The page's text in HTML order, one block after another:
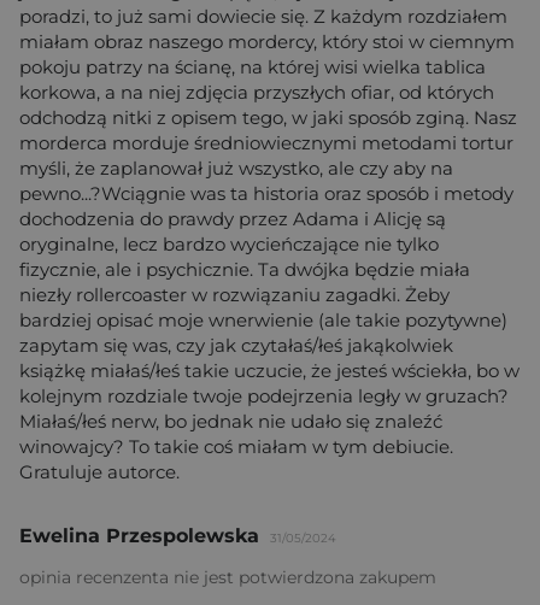
poradzi, to już sami dowiecie się. Z każdym rozdziałem
miałam obraz naszego mordercy, który stoi w ciemnym
pokoju patrzy na ścianę, na której wisi wielka tablica
korkowa, a na niej zdjęcia przyszłych ofiar, od których
odchodzą nitki z opisem tego, w jaki sposób zginą. Nasz
morderca morduje średniowiecznymi metodami tortur
myśli, że zaplanował już wszystko, ale czy aby na
pewno...?Wciągnie was ta historia oraz sposób i metody
dochodzenia do prawdy przez Adama i Alicję są
oryginalne, lecz bardzo wycieńczające nie tylko
fizycznie, ale i psychicznie. Ta dwójka będzie miała
niezły rollercoaster w rozwiązaniu zagadki. Żeby
bardziej opisać moje wnerwienie (ale takie pozytywne)
zapytam się was, czy jak czytałaś/łeś jakąkolwiek
książkę miałaś/łeś takie uczucie, że jesteś wściekła, bo w
kolejnym rozdziale twoje podejrzenia legły w gruzach?
Miałaś/łeś nerw, bo jednak nie udało się znaleźć
winowajcy? To takie coś miałam w tym debiucie.
Gratuluje autorce.
Ewelina Przespolewska 31/05/2024
opinia recenzenta nie jest potwierdzona zakupem